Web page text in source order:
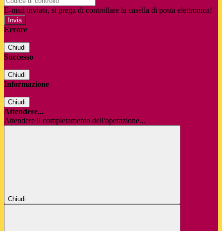
E-mail inviata, si prega di controllare la casella di posta elettronica!
Errore
Chiudi
Successo
Chiudi
Informazione
Chiudi
Attendere...
Attendere il completamento dell'operazione...
Chiudi